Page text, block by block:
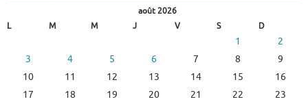
août 2026
L
M M J V S D
1
2
3
4 5 6 7 8
9
10
11 12 13 14 15
16
17
18 19 20 21 22
23